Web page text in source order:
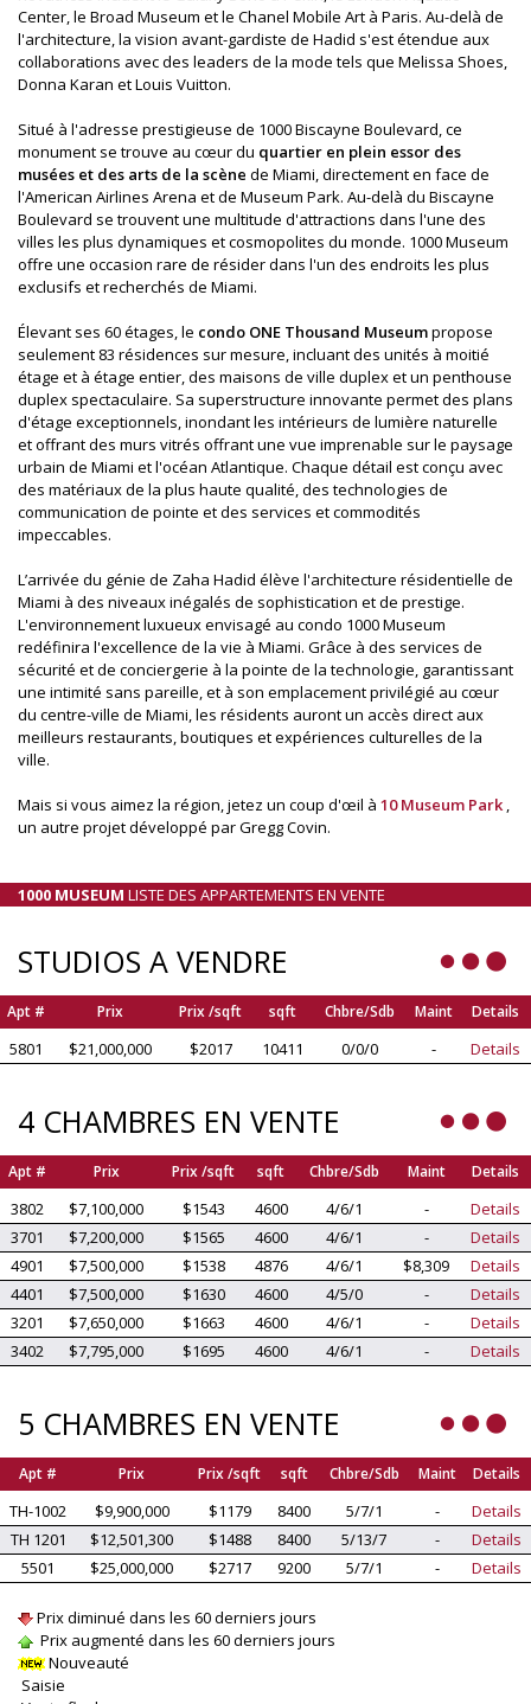
Center, le Broad Museum et le Chanel Mobile Art à Paris. Au-delà de
l'architecture, la vision avant-gardiste de Hadid s'est étendue aux
collaborations avec des leaders de la mode tels que Melissa Shoes,
Donna Karan et Louis Vuitton.
Situé à l'adresse prestigieuse de 1000 Biscayne Boulevard, ce
monument se trouve au cœur du quartier en plein essor des
musées et des arts de la scène de Miami, directement en face de
l'American Airlines Arena et de Museum Park. Au-delà du Biscayne
Boulevard se trouvent une multitude d'attractions dans l'une des
villes les plus dynamiques et cosmopolites du monde. 1000 Museum
offre une occasion rare de résider dans l'un des endroits les plus
exclusifs et recherchés de Miami.
Élevant ses 60 étages, le condo ONE Thousand Museumpropose
seulement 83 résidences sur mesure, incluant des unités à moitié
étage et à étage entier, des maisons de ville duplex et un penthouse
duplex spectaculaire. Sa superstructure innovante permet des plans
d'étage exceptionnels, inondant les intérieurs de lumière naturelle
et offrant des murs vitrés offrant une vue imprenable sur le paysage
urbain de Miami et l'océan Atlantique. Chaque détail est conçu avec
des matériaux de la plus haute qualité, des technologies de
communication de pointe et des services et commodités
impeccables.
L’arrivée du génie de Zaha Hadid élève l'architecture résidentielle de
Miami à des niveaux inégalés de sophistication et de prestige.
L'environnement luxueux envisagé au condo 1000 Museum
redéfinira l'excellence de la vie à Miami. Grâce à des services de
sécurité et de conciergerie à la pointe de la technologie, garantissant
une intimité sans pareille, et à son emplacement privilégié au cœur
du centre-ville de Miami, les résidents auront un accès direct aux
meilleurs restaurants, boutiques et expériences culturelles de la
ville.
Mais si vous aimez la région, jetez un coup d'œil à 10 Museum Park,
un autre projet développé par Gregg Covin.
1000 MUSEUM LISTE DES APPARTEMENTS EN VENTE
STUDIOS A VENDRE
Apt # Prix Prix /sqft sqft Chbre/Sdb Maint Details
5801 $21,000,000 $2017 10411 0/0/0 - Details
4 CHAMBRES EN VENTE
Apt # Prix Prix /sqft sqft Chbre/Sdb Maint Details
3802 $7,100,000 $1543 4600 4/6/1 -
Details
3701
$7,200,000 $1565 4600 4/6/1 -
Details
4901
$7,500,000 $1538 4876 4/6/1 $8,309
Details
4401
$7,500,000 $1630 4600 4/5/0 -
Details
3201
$7,650,000 $1663 4600 4/6/1 -
Details
3402
$7,795,000 $1695 4600 4/6/1 - Details
5 CHAMBRES EN VENTE
Apt # Prix Prix /sqft sqft Chbre/Sdb Maint Details
TH-1002 $9,900,000 $1179 8400 5/7/1 -
Details
TH 1201
$12,501,300 $1488 8400 5/13/7 -
Details
5501
$25,000,000 $2717 9200 5/7/1 - Details
Prix diminué dans les 60 derniers jours
Prix augmenté dans les 60 derniers jours
Nouveauté
Saisie